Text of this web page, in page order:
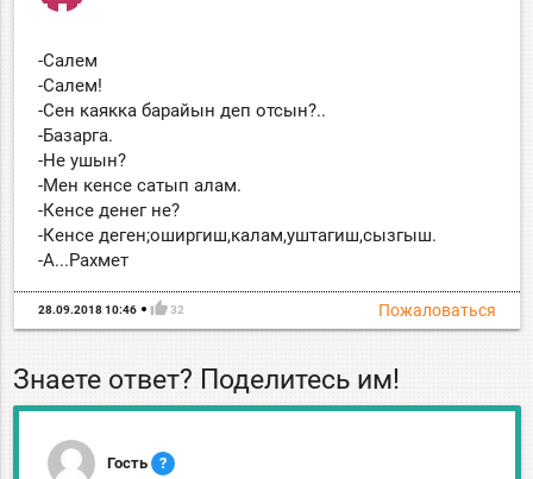
-Салем
-Салем!
-Сен каякка барайын деп отсын?..
-Базарга.
-Не ушын?
-Мен кенсе сатып алам.
-Кенсе денег не?
-Кенсе деген;оширгиш,калам,уштагиш,сызгыш.
-А...Рахмет
Пожаловаться
28.09.2018 10:46 thumb_up 32
Знаете ответ? Поделитесь им!
Гость ?